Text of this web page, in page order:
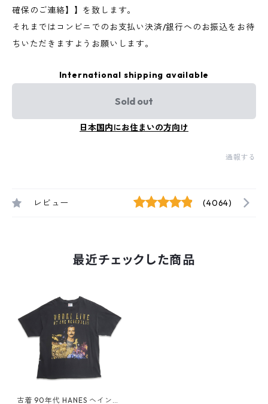
確保のご連絡】】を致します。
それまではコンビニでのお支払い決済/銀行へのお振込をお待
ちいただきますようお願いします。
International shipping available
Sold out
日本国内にお住まいの方向け
通報する
レビュー (4064)
最近チェックした商品
古着 90年代 HANES ヘインズ